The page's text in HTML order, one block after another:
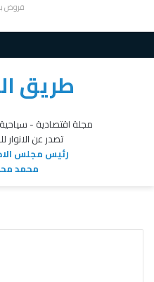
قروض
طريق
مجلة اقتصادية -
تصدر عن الانوار
رئيس مجلس
محمد